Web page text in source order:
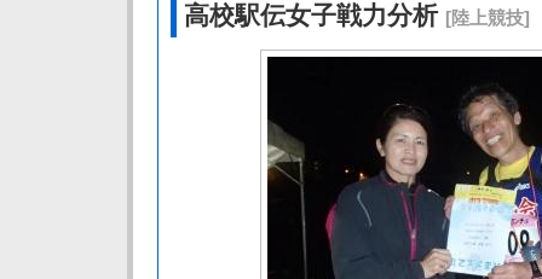
高校駅伝女子戦力分析 [陸上競技]